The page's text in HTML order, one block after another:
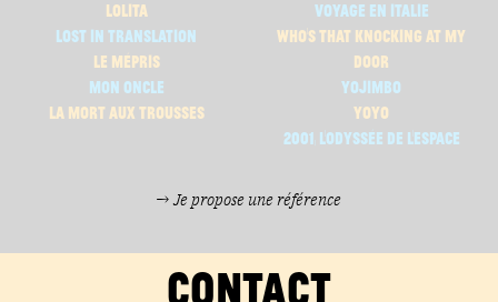
lolita
lost in translation
le mépris
mon oncle
la mort aux trousses
voyage en italie
who's that knocking at my
door
yojimbo
yoyo
2001, l'odyssée de l'espace
→ Je propose une référence
contact